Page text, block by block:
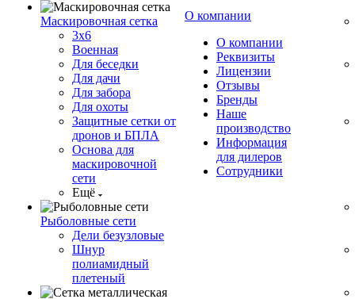
Маскировочная сетка
3х6
Военная
Для беседки
Для дачи
Для забора
Для охоты
Защитные сетки от
дронов и БПЛА
Основа для
маскировочной
сети
Ещё
Рыболовные сети
Дели безузловые
Шнур
полиамидный
плетеный
О компании
О компании
Реквизиты
Лицензии
Отзывы
Бренды
Наше
производство
Информация
для дилеров
Сотрудники